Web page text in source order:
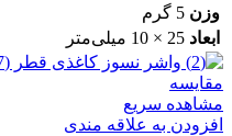
وزن 5 گرم
ابعاد 25 × 10 میلی‌متر
مقایسه
مشاهده سریع
افزودن به علاقه مندی